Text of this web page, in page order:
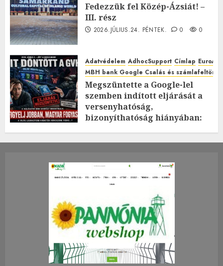
Fedezzük fel Közép-Ázsiát! –
III. rész
2026.JÚLIUS.24. PÉNTEK. 0 0
Adatvédelem AdhocSupport Címlap
MBH bank Google Csalás és
Megszüntette a Google-lel
szemben indított eljárását a
versenyhatóság,
bizonyíthatóság hiányában:
2026.JÚLIUS.23. CSÜTÖRTÖK.
0